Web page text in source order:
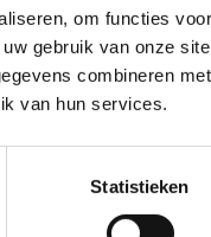
om functies
gebruik van onze
combineren
van hun services.
Statistieken
of zelfs een heel
voor je klaar.
voor jouw les?Laat
ervoor dat alles